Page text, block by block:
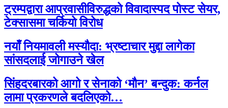
ट्रम्पद्वारा आप्रवासीविरुद्धको विवादास्पद पोस्ट सेयर,
टेक्सासमा चर्कियो विरोध
नयाँ नियमावली मस्यौदा: भ्रष्टाचार मुद्दा लागेका
सांसदलाई जोगाउने खेल
सिंहदरबारको आगो र सेनाको ‘मौन’ बन्दुक: कर्नल
लामा प्रकरणले बदलिएको…